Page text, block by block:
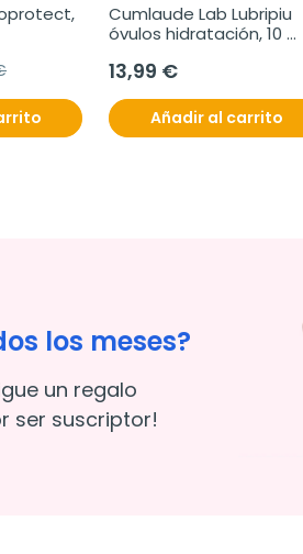
Cumlaude Lab Lubripiu
óvulos hidratación, 10
13,99 €
Añadir al carrito
los meses?
un regalo
ser suscriptor!